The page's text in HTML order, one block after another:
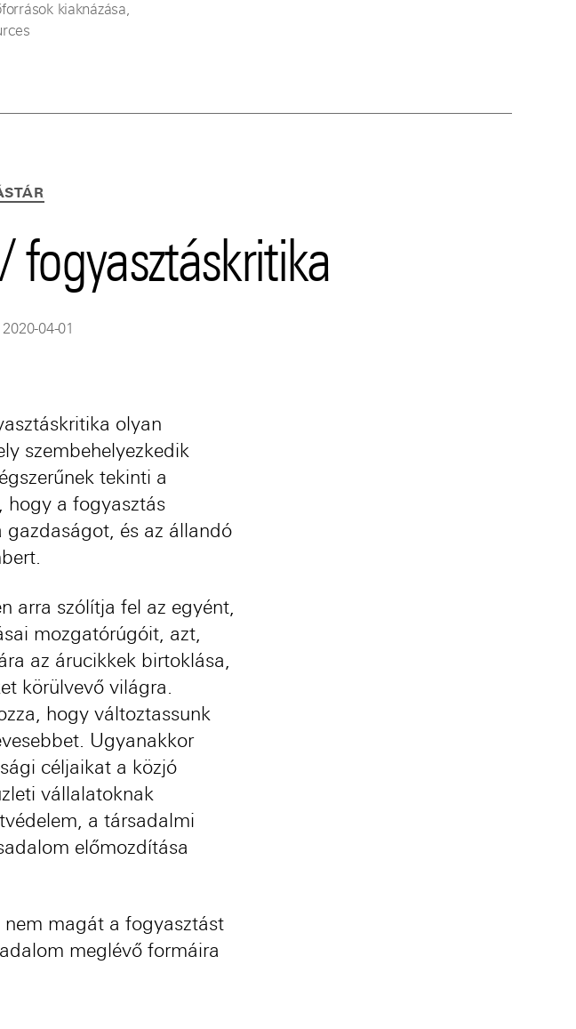
kiaknázása,
fogyasztáskritika
2020-04-01
olyan
szembehelyezkedik
tekinti a
hogy a fogyasztás
és az állandó
arra szólítja fel az egyént,
mozgatórúgóit, azt,
az árucikkek birtoklása,
körülvevő világra.
hogy változtassunk
Ugyanakkor
céljaikat a közjó
vállalatoknak
a társadalmi
előmozdítása
magát a fogyasztást
meglévő formáira